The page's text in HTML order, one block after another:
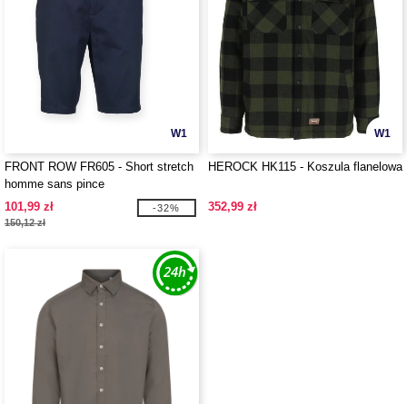
W1
FRONT ROW FR605 - Short stretch
homme sans pince
101,99 zł
150,12 zł
-32%
W1
HEROCK HK115 - Koszula flanelowa
352,99 zł